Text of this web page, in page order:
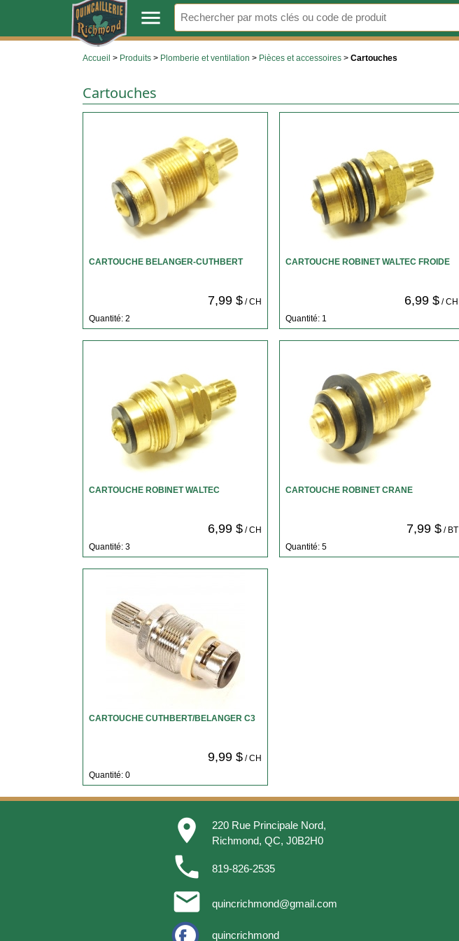
. menu
Accueil > Produits > Plomberie et ventilation > Pièces et accessoires > Cartouches
Cartouches
CARTOUCHE BELANGER-CUTHBERT
7,99 $/ CH
Quantité: 2
CARTOUCHE ROBINET WALTEC FROIDE
6,99 $/ CH
Quantité: 1
CARTOUCHE ROBINET WALTEC
6,99 $/ CH
Quantité: 3
CARTOUCHE ROBINET CRANE
7,99 $/ BT
Quantité: 5
CARTOUCHE CUTHBERT/BELANGER C3
9,99 $/ CH
Quantité: 0
place
220 Rue Principale Nord,
Richmond, QC, J0B2H0
phone 819-826-2535
email quincrichmond@gmail.com
quincrichmond